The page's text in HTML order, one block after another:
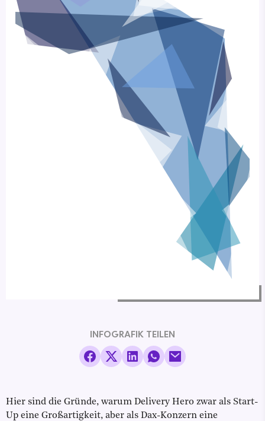
INFOGRAFIK TEILEN
Hier sind die Gründe, warum Delivery Hero zwar als Start-
Up eine Großartigkeit, aber als Dax-Konzern eine